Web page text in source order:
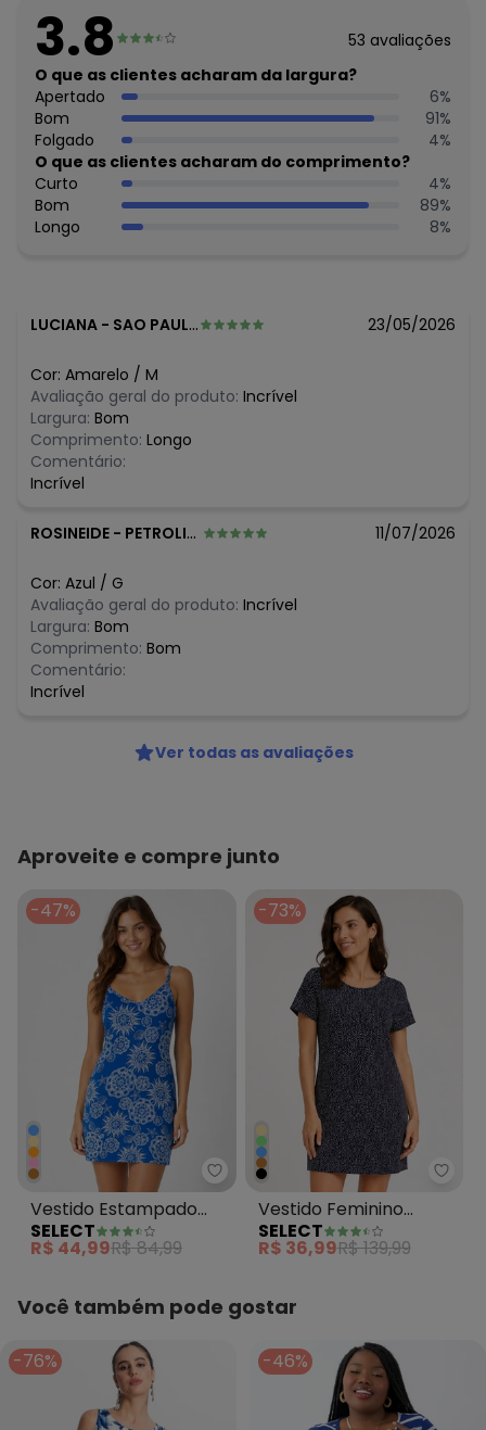
Cuidados para conservação do produto: Lavar à mão.
Não usar alvejante.
Não usar secadora.
Secar na sombra.
Passar temperatura mínima.
Não lavar a seco.
Tecido: Viscotorcion
Composição: 4% Elastano 96% Viscose
Histórico de preços
julho/2026 R$ 35,99
maio/2026
abril/2026
março/2026
fevereiro/2026
3.8 53 avaliações
O que as clientes acharam da largura?
Apertado
6%
Bom
91%
Folgado
4%
O que as clientes acharam do comprimento?
Curto
4%
Bom
89%
Longo
8%
LUCIANA - SAO PAULO - SP 23/05/2026
Cor: Amarelo / M
Avaliação geral do produto: Incrível
Largura: Bom
Comprimento: Longo
Comentário:
Incrível
ROSINEIDE - PETROLINA - PE 11/07/2026
Cor: Azul / G
Avaliação geral do produto: Incrível
Largura: Bom
Comprimento: Bom
Comentário:
Incrível
Ver todas as avaliações
Aproveite e compre junto
-47%
Select - Vestido Estampado
Vestido Estampado
Decote em V Azul
SELECT
R$ 44,99R$ 84,99
-73%
Vestido Feminino
Estampado Azul
SELECT
R$ 36,99R$ 139,99
Você também pode gostar
-76% -46%